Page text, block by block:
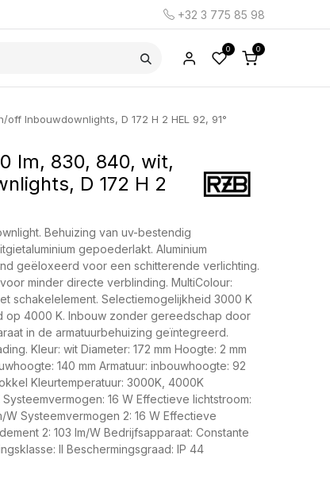
+32 3 775 85 98
0 0
off Inbouwdownlights, D 172 H 2 HEL 92, 91°
lm, 830, 840, wit,
D 172 H 2
Behuizing van uv-bestendig
gepoederlakt. Aluminium
geëloxeerd voor een schitterende verlichting.
minder directe verblinding. MultiColour:
schakelelement. Selectiemogelijkheid 3000 K
op 4000 K. Inbouw zonder gereedschap door
in de armatuurbehuizing geïntegreerd.
Kleur: wit Diameter: 172 mm Hoogte: 2 mm
140 mm Armatuur: inbouwhoogte: 92
Kleurtemperatuur: 3000K, 4000K
16 W Effectieve lichtstroom:
W Systeemvermogen 2: 16 W Effectieve
2: 103 lm/W Bedrijfsapparaat: Constante
II Beschermingsgraad: IP 44